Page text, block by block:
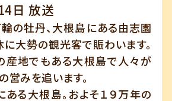
日 放送
の牡丹、大根島にある由志園
大勢の観光客で賑わいます。
産地でもある大根島で人々が
営みを追います。
る大根島。およそ１９万年の